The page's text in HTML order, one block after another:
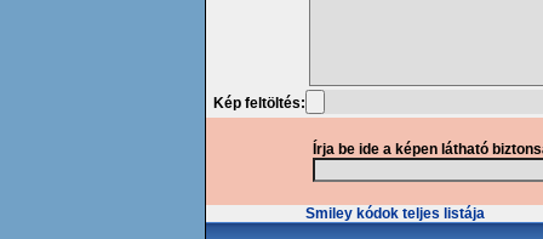
Kép feltöltés:
Írja be ide a képen látható
Smiley kódok teljes listája